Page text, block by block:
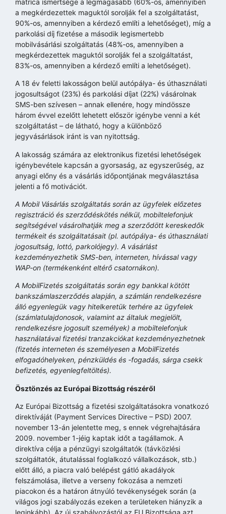
a megkérdezettek maguktól sorolják fel a szolgáltatást,
90%-os, amennyiben a kérdező említi a lehetőséget), míg a
parkolási díj fizetése a második legismertebb
mobilvásárlási szolgáltatás (48%-os, amennyiben a
megkérdezettek maguktól sorolják fel a szolgáltatást,
83%-os, amennyiben a kérdező említi a lehetőséget).
A 18 év feletti lakosságon belül autópálya- és úthasználati
jogosultságot (23%) és parkolási díjat (22%) vásárolnak
SMS-ben szívesen – annak ellenére, hogy mindössze
három évvel ezelőtt lehetett először igénybe venni a két
szolgáltatást – de látható, hogy a különböző
jegyvásárlások iránt is van nyitottság.
A lakosság számára az elektronikus fizetési lehetőségek
igénybevétele kapcsán a gyorsaság, az egyszerűség, az
anyagi előny és a vásárlás időpontjának megválasztása
jelenti a fő motivációt.
A Mobil Vásárlás szolgáltatás során az ügyfelek előzetes
regisztráció és szerződéskötés nélkül, mobiltelefonjuk
segítségével vásárolhatják meg a szerződött kereskedők
termékeit és szolgáltatásait (pl. autópálya- és úthasználati
jogosultság, lottó, parkolójegy). A vásárlást
kezdeményezhetik SMS-ben, interneten, hívással vagy
WAP-on (termékenként eltérő csatornákon).
A MobilFizetés szolgáltatás során egy bankkal kötött
bankszámlaszerződés alapján, a számlán rendelkezésre
álló egyenlegük vagy hitelkeretük terhére az ügyfelek
(számlatulajdonosok, valamint az általuk megjelölt,
rendelkezésre jogosult személyek) a mobiltelefonjuk
használatával fizetési tranzakciókat kezdeményezhetnek
(fizetés interneten és személyesen a MobilFizetés
elfogadóhelyeken, pénzküldés és -fogadás, sárga csekk
befizetés, egyenlegfeltöltés).
Ösztönzés az Európai Bizottság részéről
Az Európai Bizottság a fizetési szolgáltatásokra vonatkozó
direktíváját (Payment Services Directive – PSD) 2007.
november 13-án jelentette meg, s ennek végrehajtására
2009. november 1-jéig kaptak időt a tagállamok. A
direktíva célja a pénzügyi szolgáltatók (távközlési
szolgáltatók, átutalással foglalkozó vállalkozások, stb.)
előtt álló, a piacra való belépést gátló akadályok
felszámolása, illetve a verseny fokozása a nemzeti
piacokon és a határon átnyúló tevékenységek során (a
világos jogi szabályozás ezeken a területeken hiányzik a